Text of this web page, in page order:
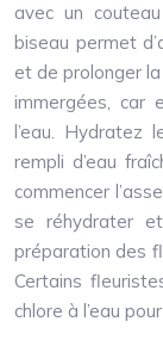
avec un
biseau permet
et de prolonger
immergées, car
l’eau. Hydratez
rempli d’eau
commencer
se réhydrater
préparation des
Certains
chlore à l’eau